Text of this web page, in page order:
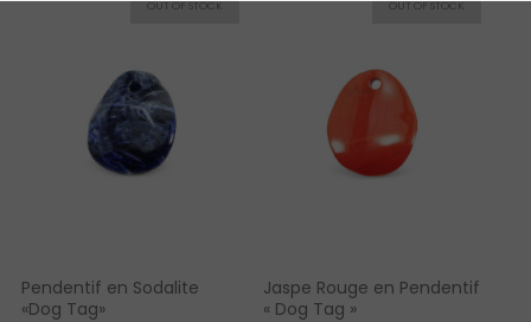
Pendentif en Sodalite
«Dog Tag»
Jaspe Rouge en Pendentif
« Dog Tag »